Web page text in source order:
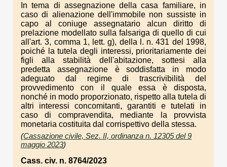
In tema di assegnazione della casa familiare, in
caso di alienazione dell'immobile non sussiste in
capo al coniuge assegnatario alcun diritto di
prelazione modellato sulla falsariga di quello di cui
all'art. 3, comma 1, lett. g), della l. n. 431 del 1998,
poiché la tutela degli interessi, prioritariamente dei
figli alla stabilità dell'abitazione, sottesi alla
predetta assegnazione è soddisfatta in modo
adeguato dal regime di trascrivibilità del
provvedimento con il quale essa è disposta,
nonché in modo proporzionato, rispetto alla tutela di
altri interessi concomitanti, garantiti e tutelati in
caso di compravendita, mediante la provvista
monetaria costituita dal corrispettivo della stessa.
(Cassazione civile, Sez. II, ordinanza n. 12305 del 9
maggio 2023)
Cass. civ. n. 8764/2023